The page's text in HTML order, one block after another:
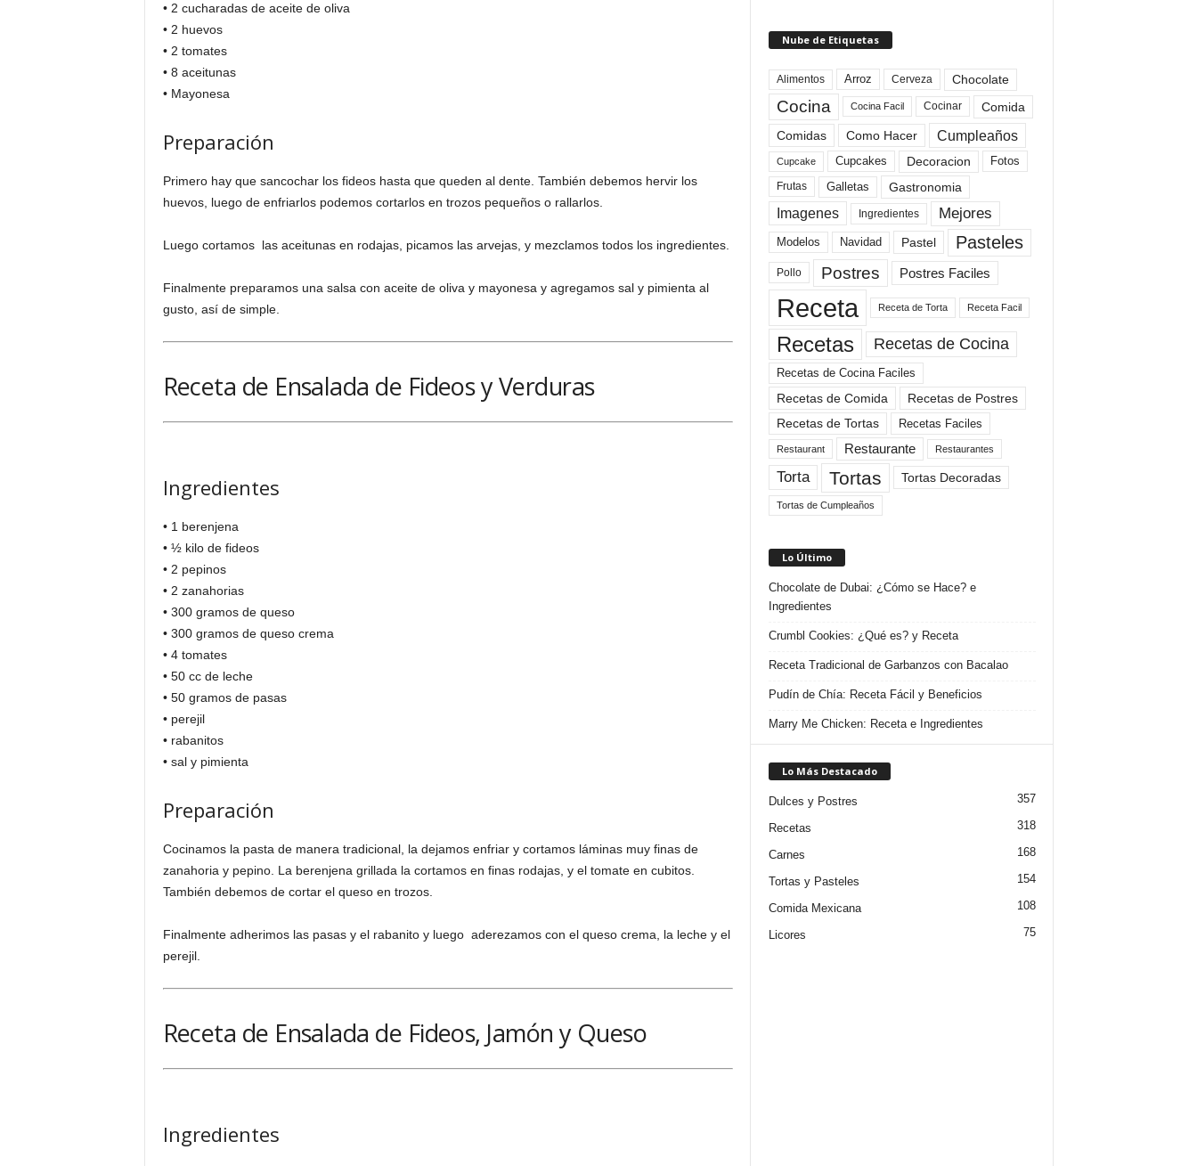
• 2 cucharadas de aceite de oliva
• 2 huevos
• 2 tomates
• 8 aceitunas
• Mayonesa
Preparación
Primero hay que sancochar los fideos hasta que queden al dente. También debemos hervir los
huevos, luego de enfriarlos podemos cortarlos en trozos pequeños o rallarlos.
Luego cortamos las aceitunas en rodajas, picamos las arvejas, y mezclamos todos los ingredientes.
Finalmente preparamos una salsa con aceite de oliva y mayonesa y agregamos sal y pimienta al
gusto, así de simple.
Receta de Ensalada de Fideos y Verduras
Ingredientes
• 1 berenjena
• ½ kilo de fideos
• 2 pepinos
• 2 zanahorias
• 300 gramos de queso
• 300 gramos de queso crema
• 4 tomates
• 50 cc de leche
• 50 gramos de pasas
• perejil
• rabanitos
• sal y pimienta
Preparación
Cocinamos la pasta de manera tradicional, la dejamos enfriar y cortamos láminas muy finas de
zanahoria y pepino. La berenjena grillada la cortamos en finas rodajas, y el tomate en cubitos.
También debemos de cortar el queso en trozos.
Finalmente adherimos las pasas y el rabanito y luego aderezamos con el queso crema, la leche y el
perejil.
Receta de Ensalada de Fideos, Jamón y Queso
Ingredientes
Nube de Etiquetas
Alimentos Arroz Cerveza Chocolate
Cocina Cocina Facil Cocinar
Comida
Comidas
Como Hacer Cumpleaños
Cupcake Cupcakes Decoracion Fotos
Frutas Galletas Gastronomia
Imagenes Ingredientes Mejores
Modelos Navidad Pastel Pasteles
Pollo Postres Postres Faciles
Receta Receta de Torta Receta Facil
Recetas Recetas de Cocina
Recetas de Cocina Faciles
Recetas de Comida
Recetas de Postres
Recetas de Tortas
Recetas Faciles
Restaurant Restaurante Restaurantes
Torta Tortas Tortas Decoradas
Tortas de Cumpleaños
Lo Último
Chocolate de Dubai: ¿Cómo se Hace? e
Ingredientes
Crumbl Cookies: ¿Qué es? y Receta
Receta Tradicional de Garbanzos con Bacalao
Pudín de Chía: Receta Fácil y Beneficios
Marry Me Chicken: Receta e Ingredientes
Lo Más Destacado
Dulces y Postres 357
Recetas 318
Carnes 168
Tortas y Pasteles 154
Comida Mexicana 108
Licores 75